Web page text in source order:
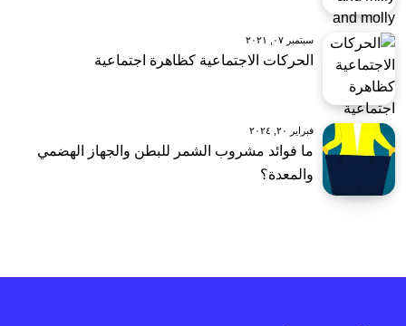
سبتمبر ٠٧, ٢٠٢١
الحركات الاجتماعية كظاهرة اجتماعية
فبراير ٢٠, ٢٠٢٤
ما فوائد مشروب الشمر للبطن والجهاز الهضمي
والمعدة؟